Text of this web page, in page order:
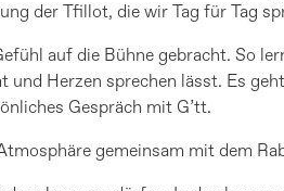
der Tfillot, die wir Tag für Tag
auf die Bühne gebracht. So
Herzen sprechen lässt. Es
Gespräch mit G’tt.
gemeinsam mit dem